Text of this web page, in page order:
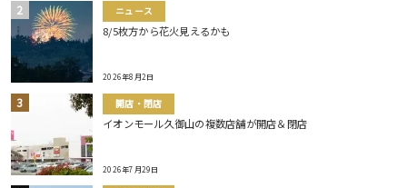
ニュース
8/5枚方から花火見えるかも
2026年8月2日
開店・閉店
イオンモール久御山の複数店舗が開店＆閉店
2026年7月29日